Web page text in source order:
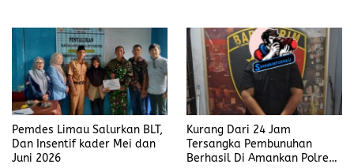
Pemdes Limau Salurkan BLT,
Dan Insentif kader Mei dan
Juni 2026
Kurang Dari 24 Jam
Tersangka Pembunuhan
Berhasil Di Amankan Polres